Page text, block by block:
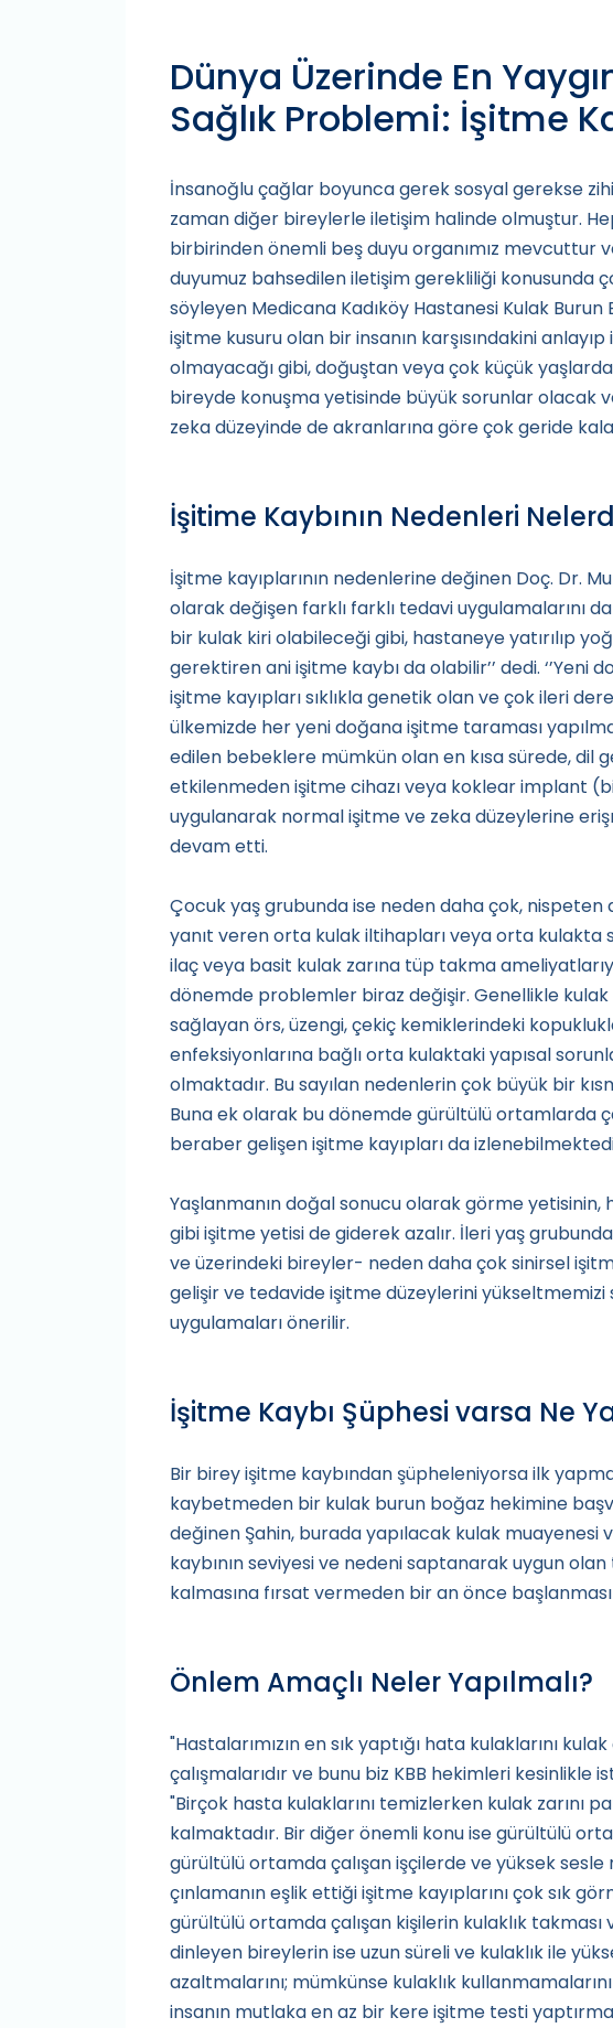
Dünya Üzerinde En
Sağlık Problemi: İşitme
İnsanoğlu çağlar boyunca gerek sosyal gerekse
zaman diğer bireylerle iletişim halinde olmuştur.
birbirinden önemli beş duyu organımız mevcuttur
duyumuz bahsedilen iletişim gerekliliği konusunda
söyleyen Medicana Kadıköy Hastanesi Kulak Burun
işitme kusuru olan bir insanın karşısındakini
olmayacağı gibi, doğuştan veya çok küçük
bireyde konuşma yetisinde büyük sorunlar olacak
zeka düzeyinde de akranlarına göre çok geride
İşitime Kaybının Nedenleri
İşitme kayıplarının nedenlerine değinen Doç. Dr.
olarak değişen farklı farklı tedavi uygulamalarını
bir kulak kiri olabileceği gibi, hastaneye yatırılıp
gerektiren ani işitme kaybı da olabilir’’ dedi.
işitme kayıpları sıklıkla genetik olan ve çok ileri
ülkemizde her yeni doğana işitme taraması
edilen bebeklere mümkün olan en kısa sürede, dil
etkilenmeden işitme cihazı veya koklear implant
uygulanarak normal işitme ve zeka düzeylerine
devam etti.
Çocuk yaş grubunda ise neden daha çok, nispeten
yanıt veren orta kulak iltihapları veya orta kulakta
ilaç veya basit kulak zarına tüp takma
dönemde problemler biraz değişir. Genellikle kulak
sağlayan örs, üzengi, çekiç kemiklerindeki
enfeksiyonlarına bağlı orta kulaktaki yapısal
olmaktadır. Bu sayılan nedenlerin çok büyük bir
Buna ek olarak bu dönemde gürültülü ortamlarda
beraber gelişen işitme kayıpları da
Yaşlanmanın doğal sonucu olarak görme yetisinin,
gibi işitme yetisi de giderek azalır. İleri yaş
ve üzerindeki bireyler- neden daha çok sinirsel
gelişir ve tedavide işitme düzeylerini yükseltmemizi
uygulamaları önerilir.
İşitme Kaybı Şüphesi varsa Ne
Bir birey işitme kaybından şüpheleniyorsa ilk
kaybetmeden bir kulak burun boğaz hekimine
değinen Şahin, burada yapılacak kulak
kaybının seviyesi ve nedeni saptanarak uygun
kalmasına fırsat vermeden bir an önce
Önlem Amaçlı Neler Yapılmalı?
"Hastalarımızın en sık yaptığı hata kulaklarını
çalışmalarıdır ve bunu biz KBB hekimleri kesinlikle
"Birçok hasta kulaklarını temizlerken kulak zarını
kalmaktadır. Bir diğer önemli konu ise gürültülü
gürültülü ortamda çalışan işçilerde ve yüksek
çınlamanın eşlik ettiği işitme kayıplarını çok sık
gürültülü ortamda çalışan kişilerin kulaklık takması
dinleyen bireylerin ise uzun süreli ve kulaklık ile
azaltmalarını; mümkünse kulaklık
insanın mutlaka en az bir kere işitme testi